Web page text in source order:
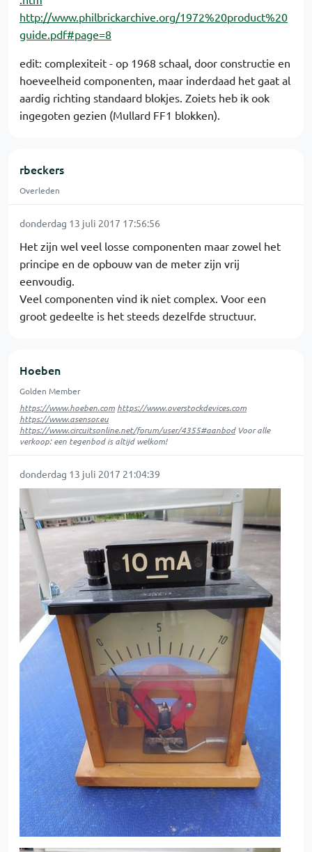
http://www.philbrickarchive.org/1972%20product%20
guide.pdf#page=8
edit: complexiteit - op 1968 schaal, door constructie en
hoeveelheid componenten, maar inderdaad het gaat al
aardig richting standaard blokjes. Zoiets heb ik ook
ingegoten gezien (Mullard FF1 blokken).
rbeckers
Overleden
donderdag 13 juli 2017 17:56:56
Het zijn wel veel losse componenten maar zowel het
principe en de opbouw van de meter zijn vrij
eenvoudig.
Veel componenten vind ik niet complex. Voor een
groot gedeelte is het steeds dezelfde structuur.
Hoeben
Golden Member
https://www.hoeben.com https://www.overstockdevices.com
https://www.asensor.eu
https://www.circuitsonline.net/forum/user/4355#aanbodVoor alle
verkoop: een tegenbod is altijd welkom!
donderdag 13 juli 2017 21:04:39